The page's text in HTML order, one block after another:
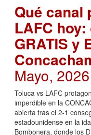
Qué canal
LAFC
GRATIS y
Mayo,
Toluca vs LAFC
imperdible en la
abierta tras el 2-1
estadounidense en la
Bombonera, donde los